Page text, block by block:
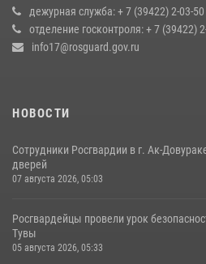
оперативное реагирование в решении
17 июля 2026, 07:22 1
дежурная служба: + 7 (39422) 2-03-50
отделение госконтроля: + 7 (39422)
info17@rosguard.gov.ru
НОВОСТИ
Сотрудники Росгвардии в г. Ак-
дверей
07 августа 2026, 05:03
Росгвардейцы провели урок
Тувы
05 августа 2026, 05:33